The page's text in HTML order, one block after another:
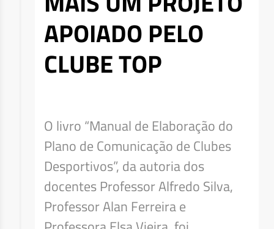
APOIADO PELO
CLUBE TOP
O livro “Manual de Elaboração do
Plano de Comunicação de Clubes
Desportivos”, da autoria dos
docentes Professor Alfredo Silva,
Professor Alan Ferreira e